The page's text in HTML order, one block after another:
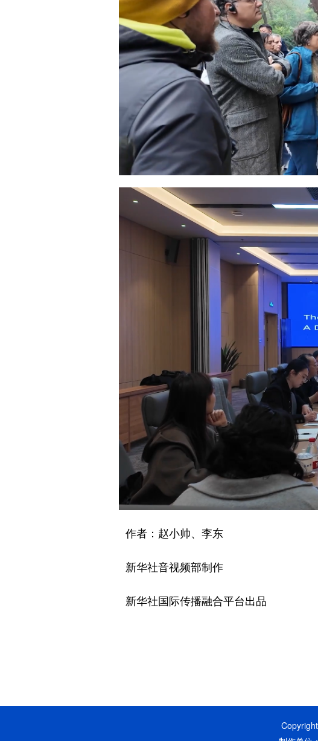
作者：赵小帅、李东
新华社音视频部制作
新华社国际传播融合平台出品